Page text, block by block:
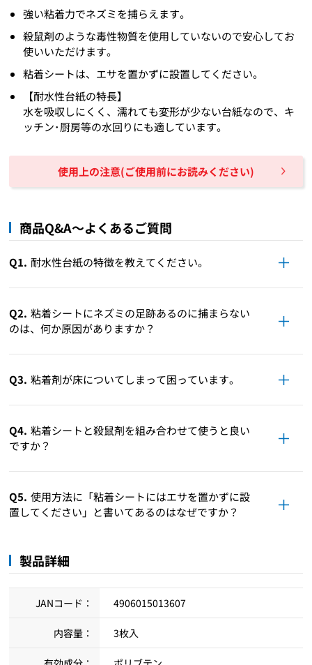
強い粘着力でネズミを捕らえます。
殺鼠剤のような毒性物質を使用していないので安心してお
使いいただけます。
粘着シートは、エサを置かずに設置してください。
【耐水性台紙の特長】
水を吸収しにくく、濡れても変形が少ない台紙なので、キ
ッチン･厨房等の水回りにも適しています。
使用上の注意(ご使用前にお読みください)
商品Q&A～よくあるご質問
Q1. 耐水性台紙の特徴を教えてください。
Q2. 粘着シートにネズミの足跡あるのに捕まらない
のは、何か原因がありますか？
Q3. 粘着剤が床についてしまって困っています。
Q4. 粘着シートと殺鼠剤を組み合わせて使うと良い
ですか？
Q5. 使用方法に「粘着シートにはエサを置かずに設
置してください」と書いてあるのはなぜですか？
製品詳細
JANコード： 4906015013607
内容量： 3枚入